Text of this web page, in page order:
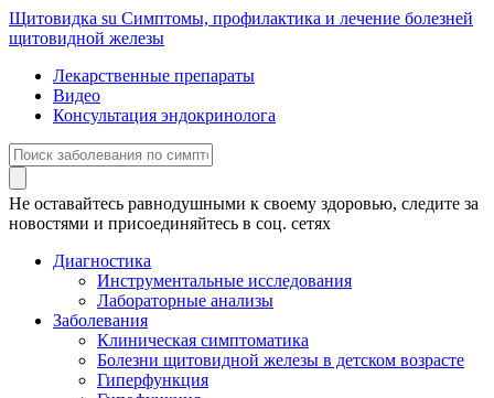
Щитовидка su Симптомы, профилактика и лечение болезней
щитовидной железы
Лекарственные препараты
Видео
Консультация эндокринолога
Не оставайтесь равнодушными к своему здоровью, следите за
новостями и присоединяйтесь в соц. сетях
Диагностика
Инструментальные исследования
Лабораторные анализы
Заболевания
Клиническая симптоматика
Болезни щитовидной железы в детском возрасте
Гиперфункция